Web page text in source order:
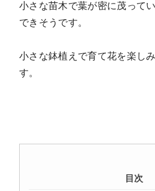
小さな苗木で葉が密に茂って
できそうです。
小さな鉢植えで育て花を楽し
す。
目次